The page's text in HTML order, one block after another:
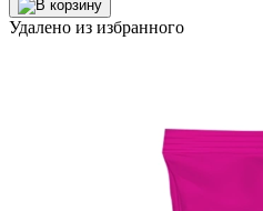
Удалено из избранного